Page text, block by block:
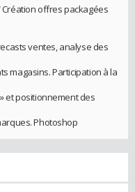
offres packagées
ventes, analyse des
magasins. Participation à la
et positionnement des
Photoshop